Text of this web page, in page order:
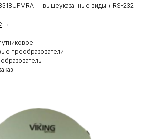
— вышеуказанные виды + RS-232
→
преобразователи